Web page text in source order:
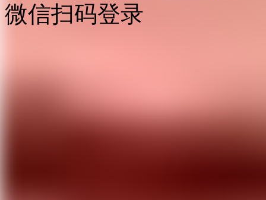
微信扫码登录